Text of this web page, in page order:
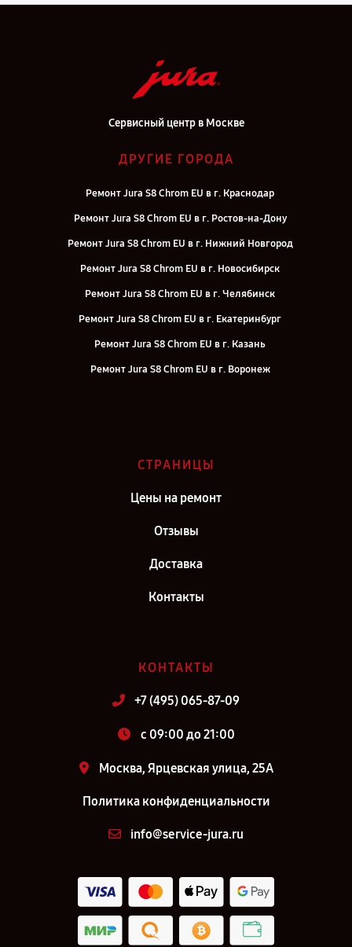
Сервисный центр в Москве
ДРУГИЕ ГОРОДА
Ремонт Jura S8 Chrom EU в г. Краснодар
Ремонт Jura S8 Chrom EU в г. Ростов-на-Дону
Ремонт Jura S8 Chrom EU в г. Нижний Новгород
Ремонт Jura S8 Chrom EU в г. Новосибирск
Ремонт Jura S8 Chrom EU в г. Челябинск
Ремонт Jura S8 Chrom EU в г. Екатеринбург
Ремонт Jura S8 Chrom EU в г. Казань
Ремонт Jura S8 Chrom EU в г. Воронеж
Ремонт Jura S8 Chrom EU в г. Санкт-Петербург
СТРАНИЦЫ
Цены на ремонт
Отзывы
Доставка
Контакты
КОНТАКТЫ
+7 (495) 065-87-09
c 09:00 до 21:00
Москва, Ярцевская улица, 25А
Политика конфиденциальности
info@service-jura.ru